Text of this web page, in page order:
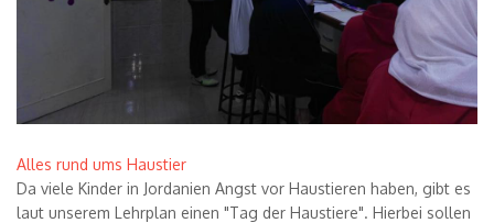
Alles rund ums Haustier
Da viele Kinder in Jordanien Angst vor Haustieren haben, gibt es
laut unserem Lehrplan einen "Tag der Haustiere". Hierbei sollen